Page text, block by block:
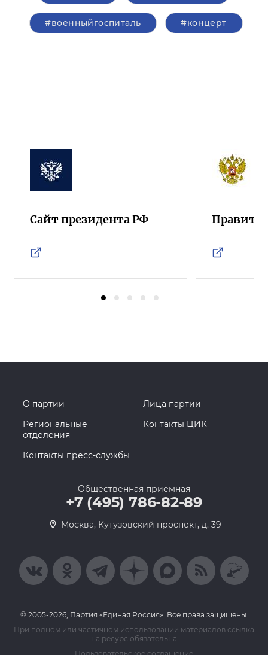
#военныйгоспиталь #концерт
Сайт президента РФ
О партии
Лица партии
Региональные
отделения
Контакты ЦИК
Контакты пресс-службы
Общественная приемная
+7 (495) 786-82-89
Москва, Кутузовский проспект, д. 39
© 2005-2026, Партия «Единая Россия». Все права защищены.
При полном или частичном использовании материалов ссылка
на ресурс обязательна